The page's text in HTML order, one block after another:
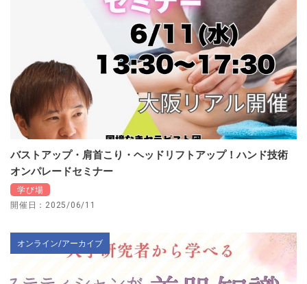
バストアップ・肩首こり・ヘッドリフトアップ！ハンド技術
オンパレードセミナー
学び場
開催日：2025/06/11
オンライン/アーカイブ